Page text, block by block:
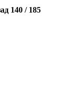
140 / 185